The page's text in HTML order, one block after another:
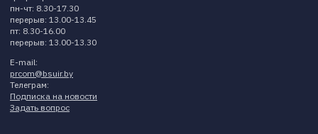
пн-чт: 8.30-17.30
перерыв: 13.00-13.45
пт: 8.30-16.00
перерыв: 13.00-13.30
E-mail:
prcom@bsuir.by
Телеграм:
Подписка на новости
Задать вопрос